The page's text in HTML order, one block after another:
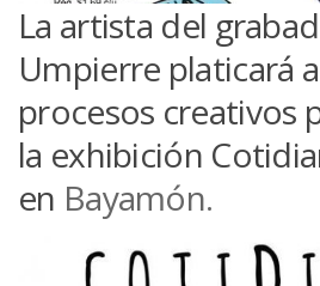
La artista del
Umpierre platicará
procesos creativos
la exhibición
en Bayamón.